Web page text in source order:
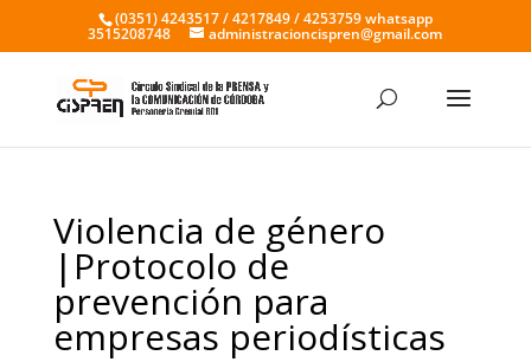
(0351) 4243517 / 4217849 / 4253759 whatsapp
3515208748 administracioncispren@gmail.com
Violencia de género
|Protocolo de
prevención para
empresas periodísticas